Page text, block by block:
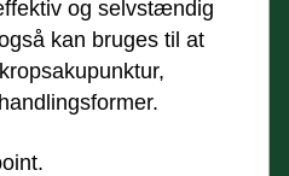
og selvstændig
kan bruges til at